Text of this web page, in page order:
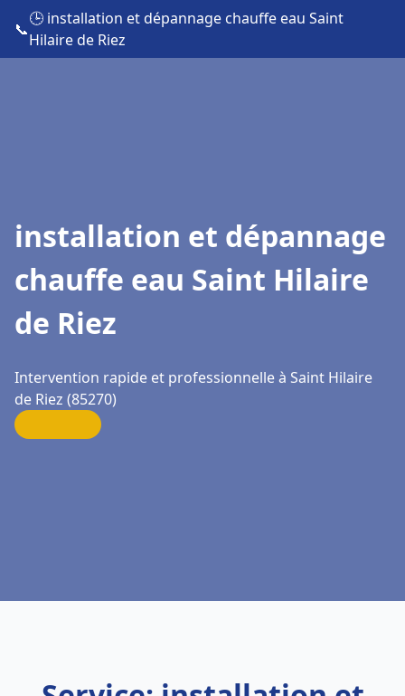
📞
🕒 installation et dépannage chauffe eau Saint
Hilaire de Riez
installation et dépannage
chauffe eau Saint Hilaire
de Riez
Intervention rapide et professionnelle à Saint Hilaire
de Riez (85270)